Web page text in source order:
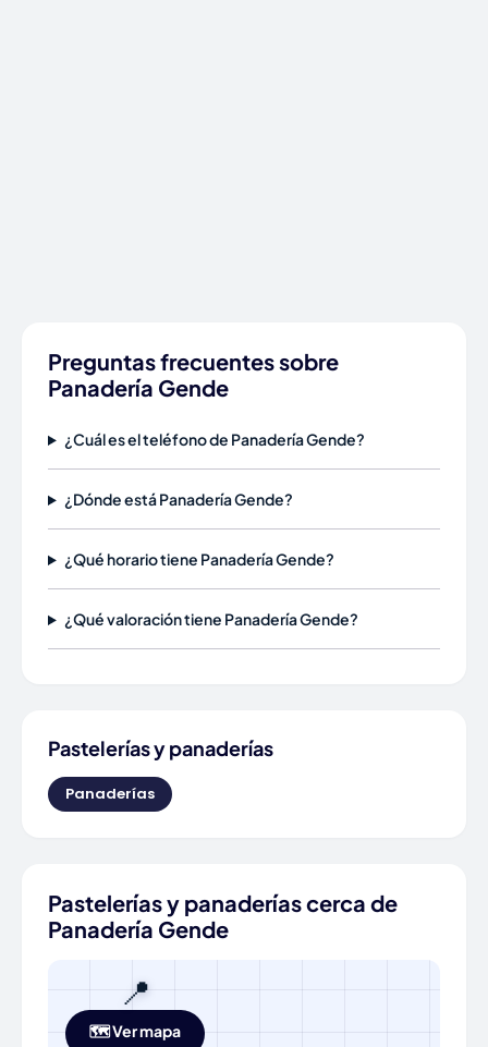
Preguntas frecuentes sobre
Panadería Gende
¿Cuál es el teléfono de Panadería Gende?
¿Dónde está Panadería Gende?
¿Qué horario tiene Panadería Gende?
¿Qué valoración tiene Panadería Gende?
Pastelerías y panaderías
Panaderías
Pastelerías y panaderías cerca de
Panadería Gende
📍
🗺️ Ver mapa